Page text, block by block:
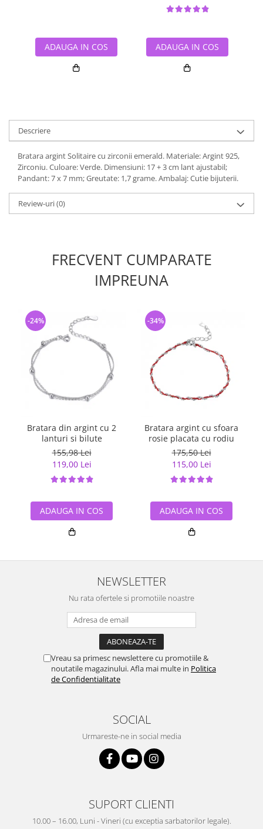
ADAUGA IN COS ADAUGA IN COS
Descriere
Bratara argint Solitaire cu zirconii emerald. Materiale: Argint 925,
Zirconiu. Culoare: Verde. Dimensiuni: 17 + 3 cm lant ajustabil;
Pandant: 7 x 7 mm; Greutate: 1,7 grame. Ambalaj: Cutie bijuterii.
Review-uri(0)
FRECVENT CUMPARATE
IMPREUNA
Bratara din argint cu 2
lanturi si bilute
155,98 Lei
119,00 Lei
-24%
ADAUGA IN COS
Bratara argint cu sfoara
rosie placata cu rodiu
175,50 Lei
115,00 Lei
-34%
ADAUGA IN COS
NEWSLETTER
Nu rata ofertele si promotiile noastre
Vreau sa primesc newslettere cu promotiile &
noutatile magazinului. Afla mai multe in Politica
de Confidentialitate
SOCIAL
Urmareste-ne in social media
SUPORT CLIENTI
10.00 – 16.00, Luni - Vineri (cu exceptia sarbatorilor legale).